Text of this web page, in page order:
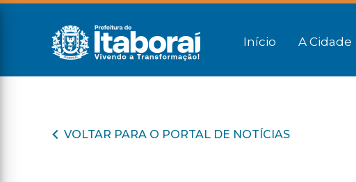
Início A Cidade
VOLTAR PARA O PORTAL DE NOTÍCIAS